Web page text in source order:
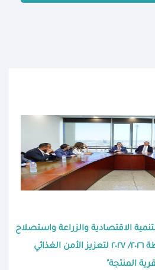
الاقتصادية والزراعة واستصلاح
الأراضي تبحثان خطة ٢٠٢٦/ ٢٠٢٧ لتعزيز الأمن الغذائي
المنتجة"